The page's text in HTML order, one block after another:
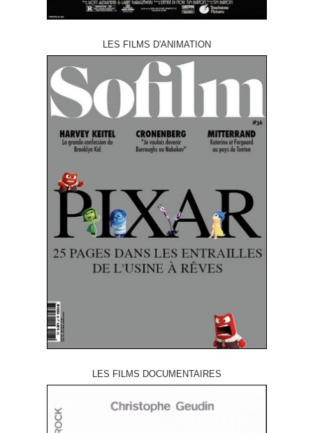
LES FILMS D'ANIMATION
LES FILMS DOCUMENTAIRES